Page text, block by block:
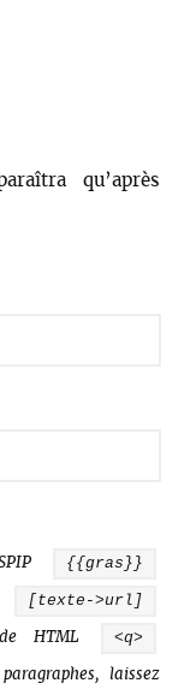
qu’après
{{gras}}
[texte->url]
HTML <q>
laissez